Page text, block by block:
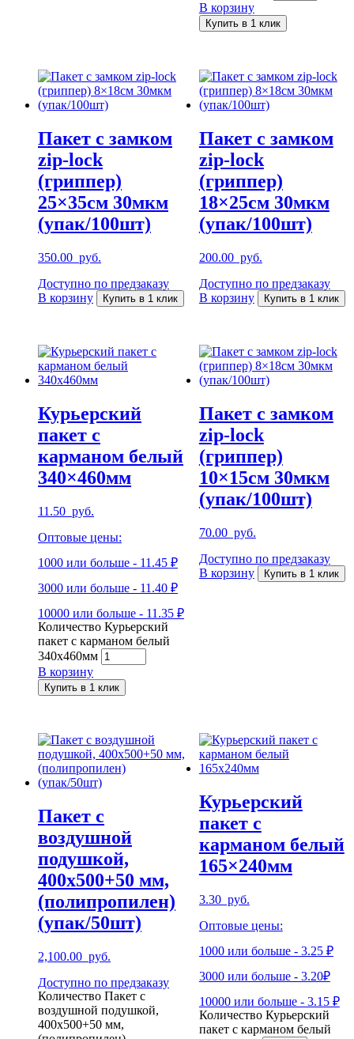
В корзину
Купить в 1 клик
Пакет с замком
zip-lock
(гриппер)
25×35см 30мкм
(упак/100шт)
350.00 руб.
Доступно по предзаказу
В корзину
Купить в 1 клик
Пакет с замком
zip-lock
(гриппер)
18×25см 30мкм
(упак/100шт)
200.00 руб.
Доступно по предзаказу
В корзину
Купить в 1 клик
Курьерский
пакет с
карманом белый
340×460мм
11.50 руб.
Оптовые цены:
1000 или больше - 11.45 ₽
3000 или больше - 11.40 ₽
10000 или больше - 11.35 ₽
Количество Курьерский
пакет с карманом белый
340x460мм
В корзину
Купить в 1 клик
Пакет с замком
zip-lock
(гриппер)
10×15см 30мкм
(упак/100шт)
70.00 руб.
Доступно по предзаказу
В корзину
Купить в 1 клик
Пакет с
воздушной
подушкой,
400х500+50 мм,
(полипропилен)
(упак/50шт)
2,100.00 руб.
Доступно по предзаказу
Количество Пакет с
воздушной подушкой,
400х500+50 мм,
Курьерский
пакет с
карманом белый
165×240мм
3.30 руб.
Оптовые цены:
1000 или больше - 3.25 ₽
3000 или больше - 3.20₽
10000 или больше - 3.15 ₽
Количество Курьерский
пакет с карманом белый